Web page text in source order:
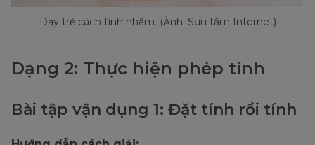
Dạy trẻ cách tính nhẩm. (Ảnh: Sưu tầm Internet)
Dạng 2: Thực hiện phép tính
Bài tập vận dụng 1: Đặt tính rồi tính